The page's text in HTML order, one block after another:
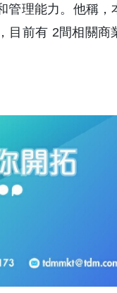
管理能力。他稱
目前有 2間相關